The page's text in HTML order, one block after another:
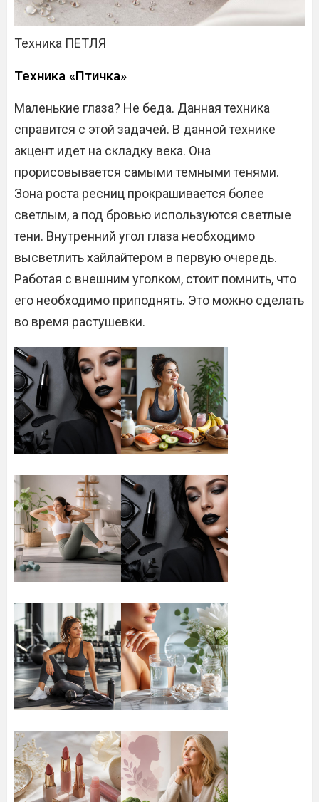
Техника ПЕТЛЯ
Техника «Птичка»
Маленькие глаза? Не беда. Данная техника
справится с этой задачей. В данной технике
акцент идет на складку века. Она
прорисовывается самыми темными тенями.
Зона роста ресниц прокрашивается более
светлым, а под бровью используются светлые
тени. Внутренний угол глаза необходимо
высветлить хайлайтером в первую очередь.
Работая с внешним уголком, стоит помнить, что
его необходимо приподнять. Это можно сделать
во время растушевки.